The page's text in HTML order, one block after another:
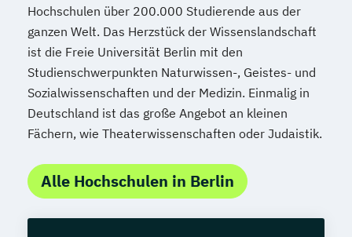
Hochschulen über 200.000 Studierende aus der
ganzen Welt. Das Herzstück der Wissenslandschaft
ist die Freie Universität Berlin mit den
Studienschwerpunkten Naturwissen-, Geistes- und
Sozialwissenschaften und der Medizin. Einmalig in
Deutschland ist das große Angebot an kleinen
Fächern, wie Theaterwissenschaften oder Judaistik.
Alle Hochschulen in Berlin